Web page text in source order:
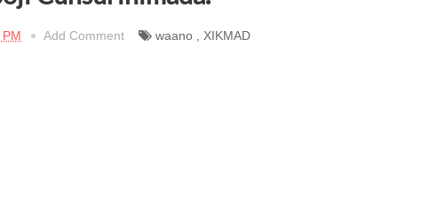
Add Comment waano XIKMAD